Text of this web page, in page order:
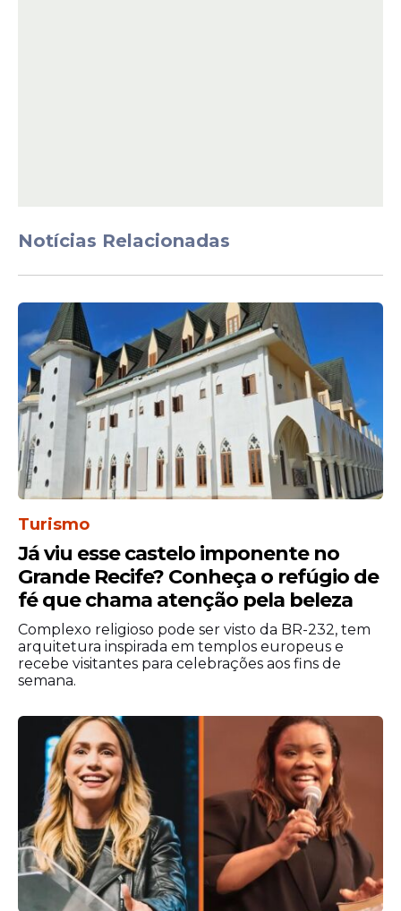
Polêmica do Dízimo
Conhecido por suas declarações
contundentes, o líder religioso afirmou
que algumas pessoas tentam “enganar a
Deus” ao contribuir com valores abaixo do
que consideram correto.
Na fala,Malafaiadireciona o discurso a um
grupo específico de fiéis, que, segundo ele,
age de forma consciente ao não entregar
integralmente o dízimo.
Notícias Relacionadas
Turismo
Já viu esse castelo imponente no
Grande Recife? Conheça o refúgio de
fé que chama atenção pela beleza
Complexo religioso pode ser visto da BR-232, tem
arquitetura inspirada em templos europeus e
recebe visitantes para celebrações aos fins de
semana.